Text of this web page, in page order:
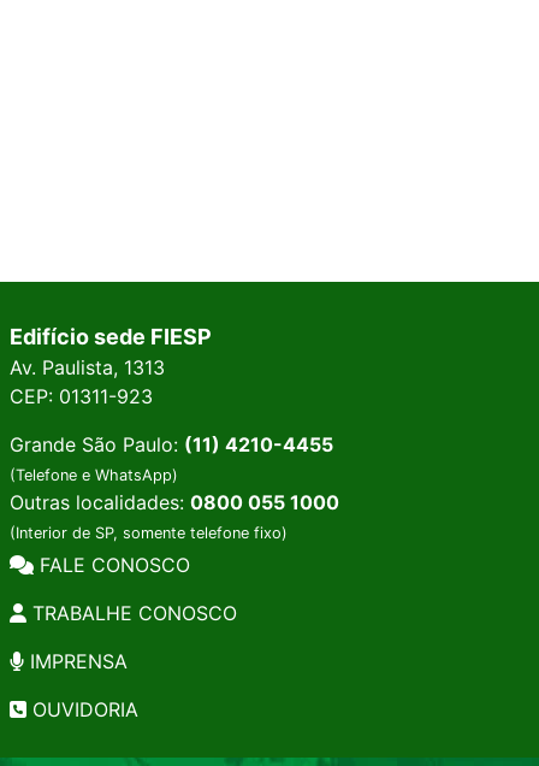
Edifício sede FIESP
Av. Paulista, 1313
CEP: 01311-923
Grande São Paulo: (11) 4210-4455
(Telefone e WhatsApp)
Outras localidades: 0800 055 1000
(Interior de SP, somente telefone fixo)
FALE CONOSCO
TRABALHE CONOSCO
IMPRENSA
OUVIDORIA